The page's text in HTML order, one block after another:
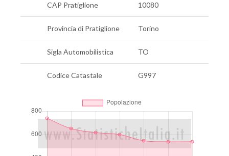
CAP Pratiglione 10080
Provincia di Pratiglione Torino
Sigla Automobilistica TO
Codice Catastale G997